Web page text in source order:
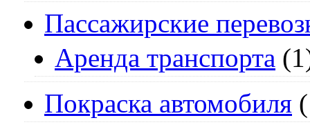
Пассажирские
Аренда транспорта
Покраска автомобиля